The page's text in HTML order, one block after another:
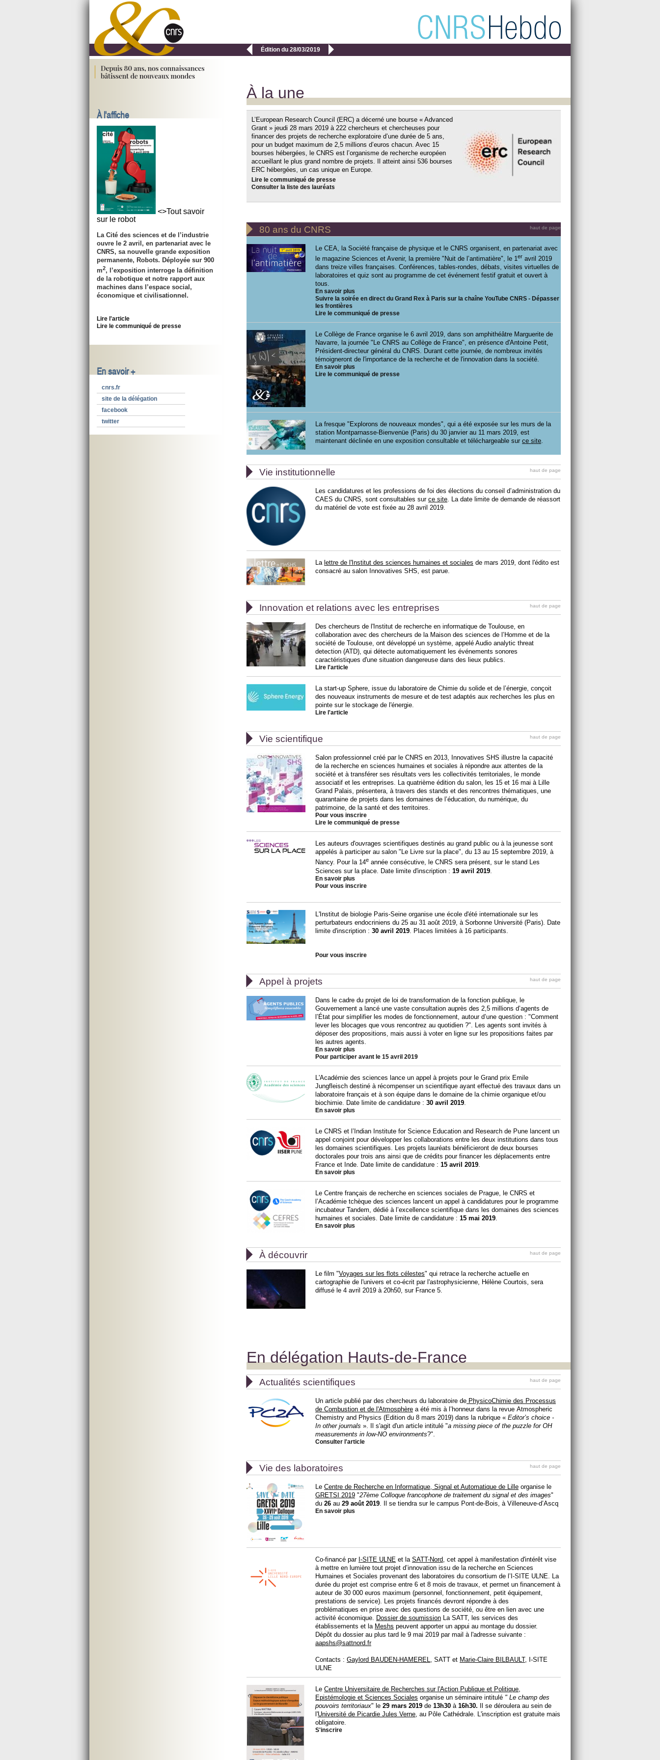
 Édition du 28/03/2019 
À l'affiche
<>Tout savoir
sur le robot
La Cité des sciences et de l’industrie
ouvre le 2 avril, en partenariat avec le
CNRS, sa nouvelle grande exposition
permanente, Robots. Déployée sur 900
m2, l’exposition interroge la définition
de la robotique et notre rapport aux
machines dans l’espace social,
économique et civilisationnel.
Lire l'article
Lire le communiqué de presse
En savoir +
cnrs.fr
site de la délégation
facebook
twitter
À la une
L’European Research Council (ERC) a décerné une bourse « Advanced
Grant » jeudi 28 mars 2019 à 222 chercheurs et chercheuses pour
financer des projets de recherche exploratoire d’une durée de 5 ans,
pour un budget maximum de 2,5 millions d’euros chacun. Avec 15
bourses hébergées, le CNRS est l’organisme de recherche européen
accueillant le plus grand nombre de projets. Il atteint ainsi 536 bourses
ERC hébergées, un cas unique en Europe.
Lire le communiqué de presse
Consulter la liste des lauréats
 80 ans du CNRS haut de page
Le CEA, la Société française de physique et le CNRS organisent, en partenariat avec
le magazine Sciences et Avenir, la première "Nuit de l’antimatière", le 1er avril 2019
dans treize villes françaises. Conférences, tables-rondes, débats, visites virtuelles de
laboratoires et quiz sont au programme de cet événement festif gratuit et ouvert à
tous.
En savoir plus
Suivre la soirée en direct du Grand Rex à Paris sur la chaîne YouTube CNRS - Dépasser
les frontières
Lire le communiqué de presse
Le Collège de France organise le 6 avril 2019, dans son amphithéâtre Marguerite de
Navarre, la journée "Le CNRS au Collège de France", en présence d'Antoine Petit,
Président-directeur général du CNRS. Durant cette journée, de nombreux invités
témoigneront de l'importance de la recherche et de l'innovation dans la société.
En savoir plus
Lire le communiqué de presse
La fresque "Explorons de nouveaux mondes", qui a été exposée sur les murs de la
station Montparnasse-Bienvenüe (Paris) du 30 janvier au 11 mars 2019, est
maintenant déclinée en une exposition consultable et téléchargeable sur ce site.
 Vie institutionnelle haut de page
Les candidatures et les professions de foi des élections du conseil d’administration du
CAES du CNRS, sont consultables sur ce site. La date limite de demande de réassort
du matériel de vote est fixée au 28 avril 2019.
La lettre de l'Institut des sciences humaines et sociales de mars 2019, dont l'édito est
consacré au salon Innovatives SHS, est parue.
 Innovation et relations avec les entreprises haut de page
Des chercheurs de l'Institut de recherche en informatique de Toulouse, en
collaboration avec des chercheurs de la Maison des sciences de l’Homme et de la
société de Toulouse, ont développé un système, appelé Audio analytic threat
detection (ATD), qui détecte automatiquement les événements sonores
caractéristiques d'une situation dangereuse dans des lieux publics.
Lire l'article
La start-up Sphere, issue du laboratoire de Chimie du solide et de l’énergie, conçoit
des nouveaux instruments de mesure et de test adaptés aux recherches les plus en
pointe sur le stockage de l'énergie.
Lire l'article
 Vie scientifique haut de page
Salon professionnel créé par le CNRS en 2013, Innovatives SHS illustre la capacité
de la recherche en sciences humaines et sociales à répondre aux attentes de la
société et à transférer ses résultats vers les collectivités territoriales, le monde
associatif et les entreprises. La quatrième édition du salon, les 15 et 16 mai à Lille
Grand Palais, présentera, à travers des stands et des rencontres thématiques, une
quarantaine de projets dans les domaines de l’éducation, du numérique, du
patrimoine, de la santé et des territoires.
Pour vous inscrire
Lire le communiqué de presse
Les auteurs d'ouvrages scientifiques destinés au grand public ou à la jeunesse sont
appelés à participer au salon "Le Livre sur la place", du 13 au 15 septembre 2019, à
Nancy. Pour la 14e année consécutive, le CNRS sera présent, sur le stand Les
Sciences sur la place. Date limite d'inscription : 19 avril 2019
En savoir plus
Pour vous inscrire
L'Institut de biologie Paris-Seine organise une école d'été internationale sur les
perturbateurs endocriniens du 25 au 31 août 2019, à Sorbonne Université (Paris). Date
limite d'inscription : 30 avril 2019 . Places limitées à 16 participants.
Pour vous inscrire
 Appel à projets haut de page
Dans le cadre du projet de loi de transformation de la fonction publique, le
Gouvernement a lancé une vaste consultation auprès des 2,5 millions d’agents de
l’État pour simplifier les modes de fonctionnement, autour d’une question : "Comment
lever les blocages que vous rencontrez au quotidien ?". Les agents sont invités à
déposer des propositions, mais aussi à voter en ligne sur les propositions faites par
les autres agents.
En savoir plus
Pour participer avant le 15 avril 2019
L'Académie des sciences lance un appel à projets pour le Grand prix Emile
Jungfleisch destiné à récompenser un scientifique ayant effectué des travaux dans un
laboratoire français et à son équipe dans le domaine de la chimie organique et/ou
biochimie. Date limite de candidature : 30 avril 2019
En savoir plus
Le CNRS et l’Indian Institute for Science Education and Research de Pune lancent un
appel conjoint pour développer les collaborations entre les deux institutions dans tous
les domaines scientifiques. Les projets lauréats bénéficieront de deux bourses
doctorales pour trois ans ainsi que de crédits pour financer les déplacements entre
France et Inde. Date limite de candidature : 15 avril 2019
En savoir plus
Le Centre français de recherche en sciences sociales de Prague, le CNRS et
l’Académie tchèque des sciences lancent un appel à candidatures pour le programme
incubateur Tandem, dédié à l’excellence scientifique dans les domaines des sciences
humaines et sociales. Date limite de candidature : 15 mai 2019
En savoir plus
 À découvrir haut de page
Le film "Voyages sur les flots célestes" qui retrace la recherche actuelle en
cartographie de l'univers et co-écrit par l'astrophysicienne, Hélène Courtois, sera
diffusé le 4 avril 2019 à 20h50, sur France 5.
En délégation Hauts-de-France
 Actualités scientifiques haut de page
Un article publié par des chercheurs du laboratoire de PhysicoChimie des Processus
de Combustion et de l'Atmosphère a été mis à l’honneur dans la revue Atmospheric
Chemistry and Physics (Edition du 8 mars 2019) dans la rubrique « Editor’s choice -
In other journals ». Il s'agit d'un article intitulé "a missing piece of the puzzle for OH
measurements in low-NO environments?".
Consulter l'article
 Vie des laboratoires haut de page
Le Centre de Recherche en Informatique, Signal et Automatique de Lille organise le
GRETSI 2019 "27ème Colloque francophone de traitement du signal et des images"
du 26 au 29 août 2019. Il se tiendra sur le campus Pont-de-Bois, à Villeneuve-d’Ascq
En savoir plus
Co-financé par I-SITE ULNE et la SATT-Nord, cet appel à manifestation d'intérêt vise
à mettre en lumière tout projet d’innovation issu de la recherche en Sciences
Humaines et Sociales provenant des laboratoires du consortium de l’I-SITE ULNE. La
durée du projet est comprise entre 6 et 8 mois de travaux, et permet un financement à
auteur de 30 000 euros maximum (personnel, fonctionnement, petit équipement,
prestations de service). Les projets financés devront répondre à des
problématiques en prise avec des questions de société, ou être en lien avec une
activité économique. Dossier de soumission La SATT, les services des
établissements et la Meshs peuvent apporter un appui au montage du dossier.
Dépôt du dossier au plus tard le 9 mai 2019 par mail à l'adresse suivante :
aapshs@sattnord.fr
Contacts : Gaylord BAUDEN-HAMEREL, SATT et Marie-Claire BILBAULT, I-SITE
ULNE
Le Centre Universitaire de Recherches sur l'Action Publique et Politique,
Epistémologie et Sciences Sociales organise un séminaire intitulé " Le champ des
pouvoirs territoriaux" le 29 mars 2019 de 13h30 à16h30. Il se déroulera au sein de
l'Université de Picardie Jules Verne, au Pôle Cathédrale. L'inscription est gratuite mais
obligatoire.
S'inscrire